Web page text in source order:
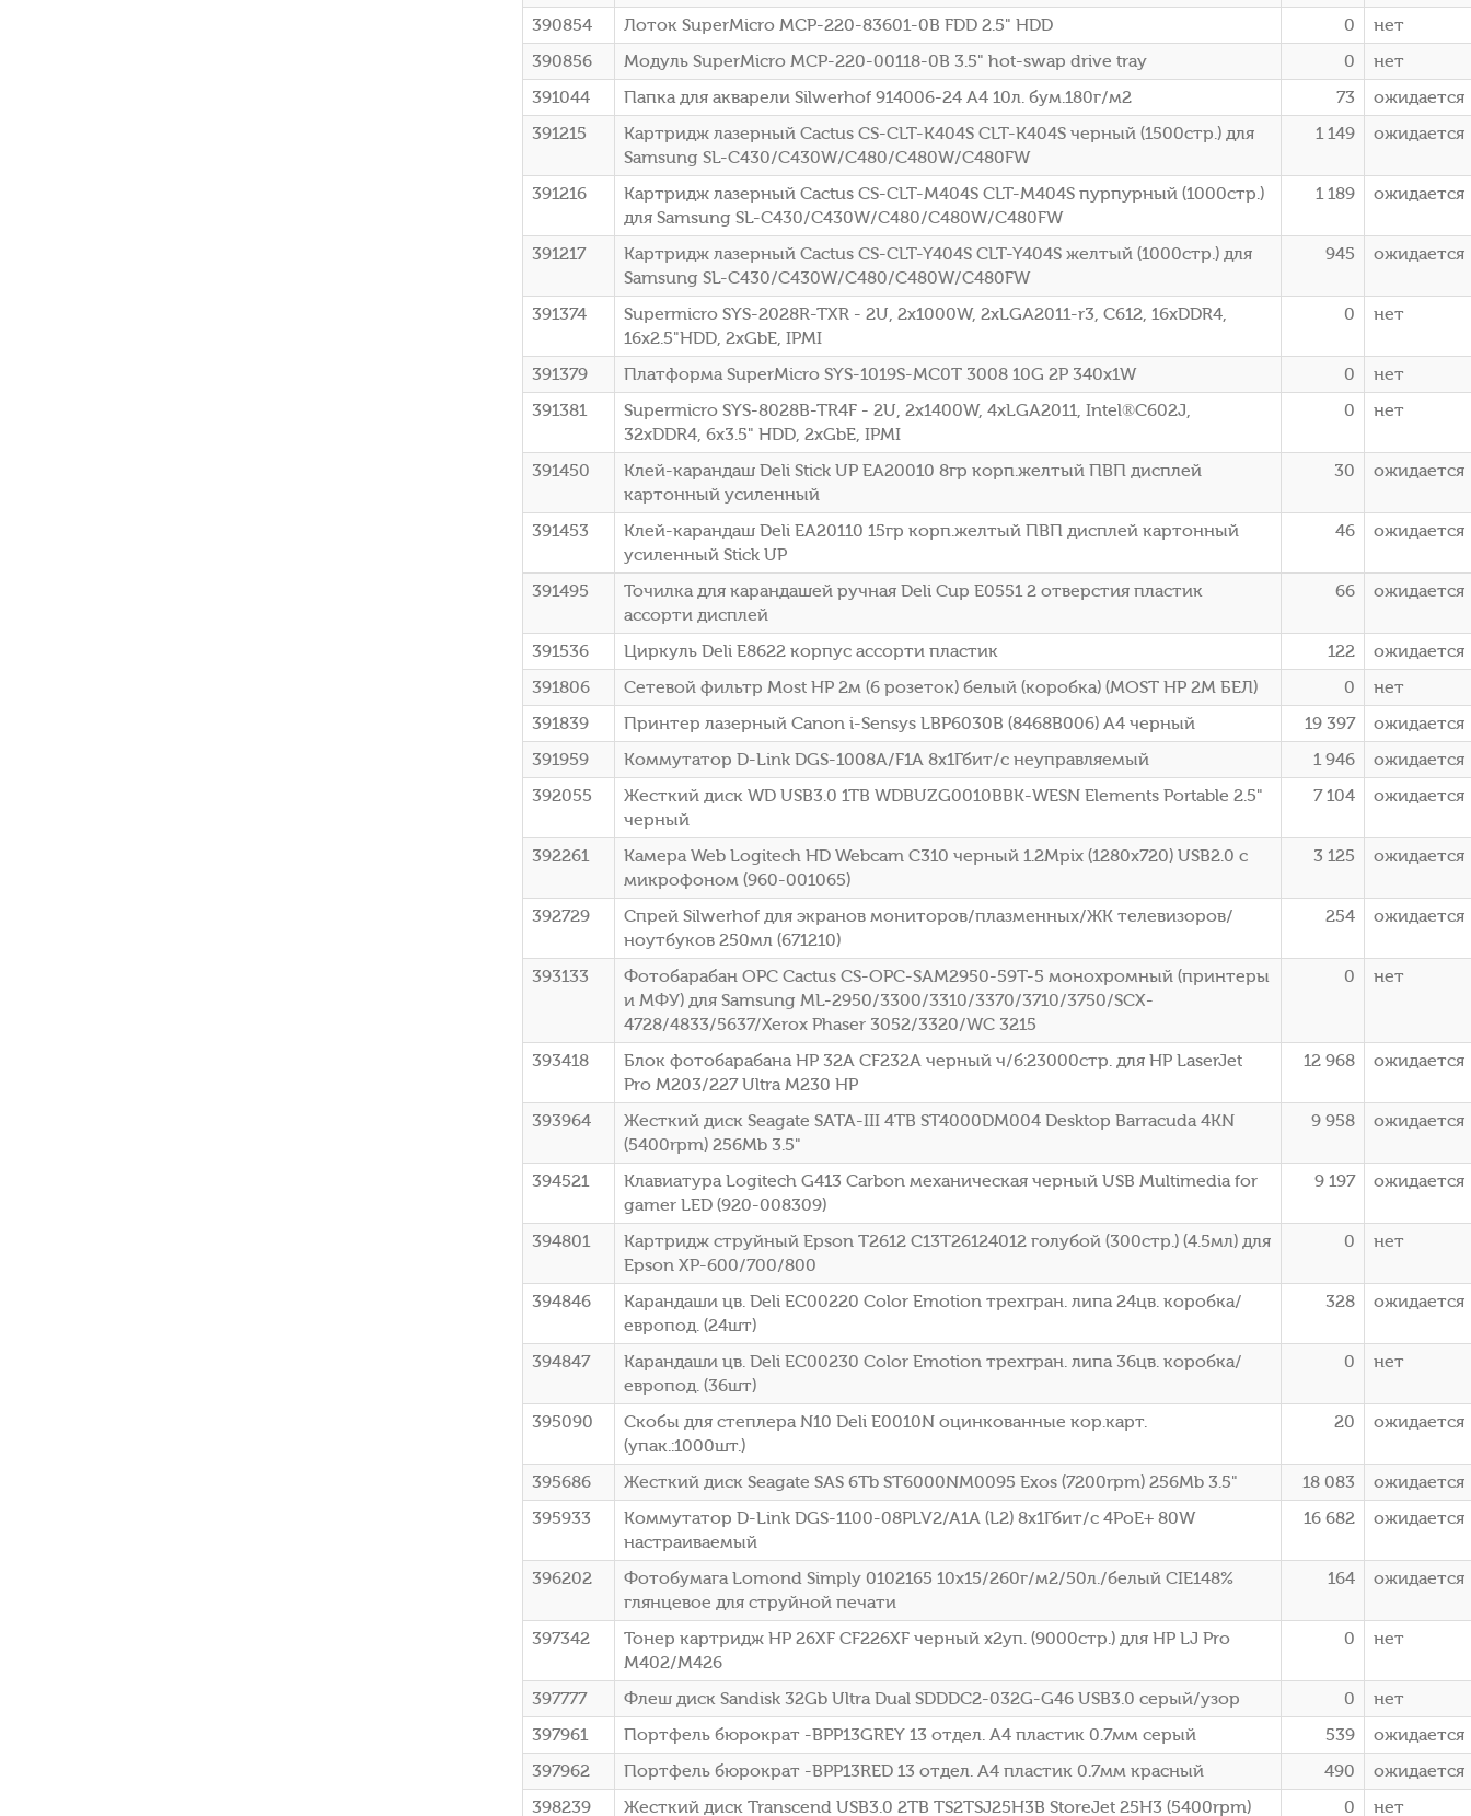
390854
Лоток SuperMicro MCP-220-83601-0B FDD 2.5" HDD 0
нет
390856
Модуль SuperMicro MCP-220-00118-0B 3.5" hot-swap drive tray 0
нет
391044
Папка для акварели Silwerhof 914006-24 A4 10л. бум.180г/м2 73
ожидается
391215
Картридж лазерный Cactus CS-CLT-K404S CLT-K404S черный (1500стр.) для
Samsung SL-C430/C430W/C480/C480W/C480FW
1 149 ожидается
391216
Картридж лазерный Cactus CS-CLT-M404S CLT-M404S пурпурный (1000стр.)
для Samsung SL-C430/C430W/C480/C480W/C480FW
1 189 ожидается
391217
Картридж лазерный Cactus CS-CLT-Y404S CLT-Y404S желтый (1000стр.) для
Samsung SL-C430/C430W/C480/C480W/C480FW
945 ожидается
391374
Supermicro SYS-2028R-TXR - 2U, 2x1000W, 2xLGA2011-r3, C612, 16xDDR4,
16x2.5"HDD, 2xGbE, IPMI
0 нет
391379 Платформа SuperMicro SYS-1019S-MC0T 3008 10G 2P 340x1W 0
нет
391381
Supermicro SYS-8028B-TR4F - 2U, 2x1400W, 4xLGA2011, Intel®C602J,
32xDDR4, 6x3.5" HDD, 2xGbE, IPMI
0 нет
391450
Клей-карандаш Deli Stick UP EA20010 8гр корп.желтый ПВП дисплей
картонный усиленный
30 ожидается
391453
Клей-карандаш Deli EA20110 15гр корп.желтый ПВП дисплей картонный
усиленный Stick UP
46 ожидается
391495
Точилка для карандашей ручная Deli Cup E0551 2 отверстия пластик
ассорти дисплей
66 ожидается
391536 Циркуль Deli E8622 корпус ассорти пластик 122
ожидается
391806
Сетевой фильтр Most HP 2м (6 розеток) белый (коробка) (МОSТ НP 2М БЕЛ) 0
нет
391839
Принтер лазерный Canon i-Sensys LBP6030B (8468B006) A4 черный 19 397
ожидается
391959
Коммутатор D-Link DGS-1008A/F1A 8x1Гбит/с неуправляемый 1 946
ожидается
392055
Жесткий диск WD USB3.0 1TB WDBUZG0010BBK-WESN Elements Portable 2.5"
черный
7 104 ожидается
392261
Камера Web Logitech HD Webcam C310 черный 1.2Mpix (1280x720) USB2.0 с
микрофоном (960-001065)
3 125 ожидается
392729
Спрей Silwerhof для экранов мониторов/плазменных/ЖК телевизоров/
ноутбуков 250мл (671210)
254 ожидается
393133
Фотобарабан OPC Cactus CS-OPC-SAM2950-59T-5 монохромный (принтеры
и МФУ) для Samsung ML-2950/3300/3310/3370/3710/3750/SCX-
4728/4833/5637/Xerox Phaser 3052/3320/WC 3215
0 нет
393418
Блок фотобарабана HP 32A CF232A черный ч/б:23000стр. для HP LaserJet
Pro M203/227 Ultra M230 HP
12 968 ожидается
393964
Жесткий диск Seagate SATA-III 4TB ST4000DM004 Desktop Barracuda 4KN
(5400rpm) 256Mb 3.5"
9 958 ожидается
394521
Клавиатура Logitech G413 Carbon механическая черный USB Multimedia for
gamer LED (920-008309)
9 197 ожидается
394801
Картридж струйный Epson T2612 C13T26124012 голубой (300стр.) (4.5мл) для
Epson XP-600/700/800
0 нет
394846
Карандаши цв. Deli EC00220 Color Emotion трехгран. липа 24цв. коробка/
европод. (24шт)
328 ожидается
394847
Карандаши цв. Deli EC00230 Color Emotion трехгран. липа 36цв. коробка/
европод. (36шт)
0 нет
395090
Скобы для степлера N10 Deli E0010N оцинкованные кор.карт.
(упак.:1000шт.)
20 ожидается
395686 Жесткий диск Seagate SAS 6Tb ST6000NM0095 Exos (7200rpm) 256Mb 3.5" 18 083
ожидается
395933
Коммутатор D-Link DGS-1100-08PLV2/A1A (L2) 8x1Гбит/с 4PoE+ 80W
настраиваемый
16 682 ожидается
396202
Фотобумага Lomond Simply 0102165 10x15/260г/м2/50л./белый CIE148%
глянцевое для струйной печати
164 ожидается
397342
Тонер картридж HP 26XF CF226XF черный x2уп. (9000стр.) для HP LJ Pro
M402/M426
0 нет
397777 Флеш диск Sandisk 32Gb Ultra Dual SDDDC2-032G-G46 USB3.0 серый/узор 0
нет
397961
Портфель бюрократ -BPP13GREY 13 отдел. A4 пластик 0.7мм серый 539
ожидается
397962
Портфель бюрократ -BPP13RED 13 отдел. A4 пластик 0.7мм красный 490
ожидается
398239
Жесткий диск Transcend USB3.0 2TB TS2TSJ25H3B StoreJet 25H3 (5400rpm) 0 нет